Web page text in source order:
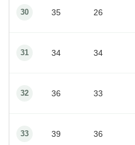
30 35 26
31 34 34
32 36 33
33 39 36